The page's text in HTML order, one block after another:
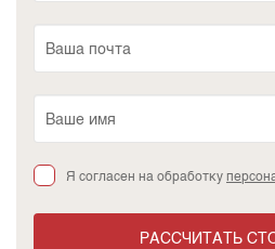
Я согласен на обработку
РАССЧИТАТЬ